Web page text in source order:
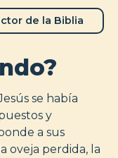
de la Biblia
se había
y
a sus
oveja perdida, la